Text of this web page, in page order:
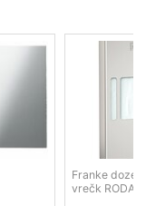
Franke dozer
vrečk RODAN